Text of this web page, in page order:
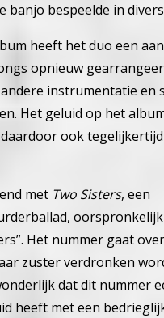
banjo bespeelde in
heeft het duo een
opnieuw
instrumentatie en
Het geluid op het
ook
met Two Sisters, een
Het nummer gaat
zuster verdronken
dat dit nummer
heeft met een